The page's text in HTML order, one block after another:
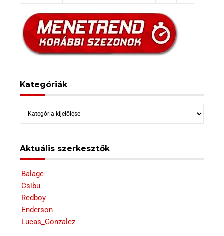
Kategóriák
Kategóriák
Aktuális szerkesztők
Balage
Csibu
Redboy
Enderson
Lucas_Gonzalez